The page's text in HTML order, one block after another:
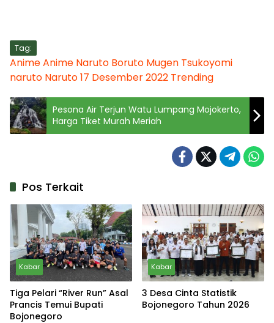
Tag:
AnimeAnime Naruto Boruto Mugen Tsukoyomi
naruto Naruto 17 Desember 2022 Trending
Pesona Air Terjun Watu Lumpang Mojokerto,
Harga Tiket Murah Meriah
Pos Terkait
Kabar
Tiga Pelari “River Run” Asal
Prancis Temui Bupati
Bojonegoro
Kabar
3 Desa Cinta Statistik
Bojonegoro Tahun 2026